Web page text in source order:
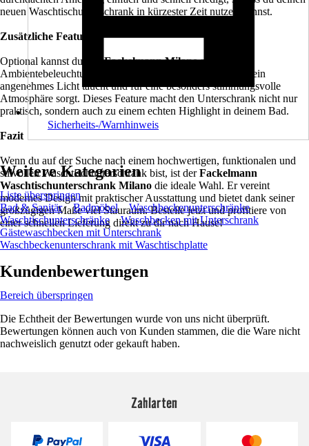
neuen Waschtischunterschrank in kürzester Zeit nutzen kannst.
Zusätzliche Features
Optional kannst du denFackelmann Milanomit einer
Ambientebeleuchtung ausstatten, die dein Badezimmer in ein
angenehmes Licht taucht und für eine besonders stimmungsvolle
Atmosphäre sorgt. Dieses Feature macht den Unterschrank nicht nur
praktisch, sondern auch zu einem echten Highlight in deinem Bad.
Fazit
Wenn du auf der Suche nach einem hochwertigen, funktionalen und
stilvollen Waschtischunterschrank bist, ist derFackelmann
Waschtischunterschrank Milano die ideale Wahl. Er vereint
modernes Design mit praktischer Ausstattung und bietet dank seiner
großzügigen Maße viel Stauraum. Bestelle jetzt und profitiere von
einer schnellen Lieferung direkt zu dir nach Hause!
Sicherheits-/Warnhinweis
Weitere Kategorien
Liste überspringen
Bad & Sanitär
Badmöbel
Waschbeckenunterschränke
Waschtischunterschränke
Waschbecken mit Unterschrank
Gästewaschbecken mit Unterschrank
Waschbeckenunterschrank mit Waschtischplatte
Kundenbewertungen
Bereich überspringen
Die Echtheit der Bewertungen wurde von uns nicht überprüft.
Bewertungen können auch von Kunden stammen, die die Ware nicht
nachweislich genutzt oder gekauft haben.
Zahlarten